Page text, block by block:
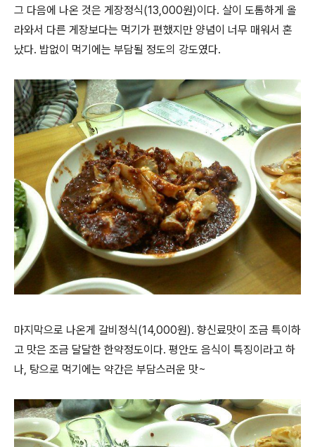
그 다음에 나온 것은 게장정식(13,000원)이다. 살이 도톰하게 올
라와서 다른 게장보다는 먹기가 편했지만 양념이 너무 매워서 혼
났다. 밥없이 먹기에는 부담될 정도의 강도였다.
마지막으로 나온게 갈비정식(14,000원). 향신료맛이 조금 특이하
고 맛은 조금 달달한 한약정도이다. 평안도 음식이 특징이라고 하
나, 탕으로 먹기에는 약간은 부담스러운 맛~